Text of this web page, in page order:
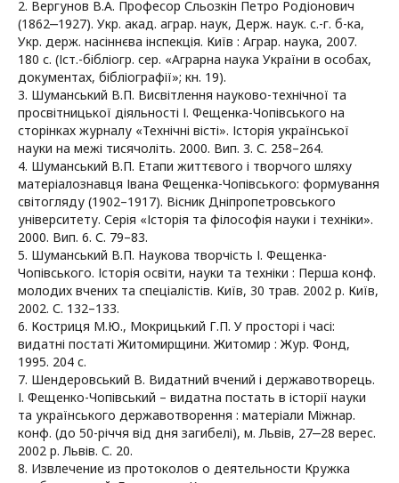
2. Вергунов В.А. Професор Сльозкін Петро Родіонович
(1862‒1927). Укр. акад. аграр. наук, Держ. наук. с.-г. б-ка,
Укр. держ. насіннєва інспекція. Київ : Аграр. наука, 2007.
180 с. (Іст.-бібліогр. сер. «Аграрна наука України в особах,
документах, бібліографії»; кн. 19).
3. Шуманський В.П. Висвітлення науково-технічної та
просвітницької діяльності І. Фещенка-Чопівського на
сторінках журналу «Технічні вісті». Історія української
науки на межі тисячоліть. 2000. Вип. 3. С. 258–264.
4. Шуманський В.П. Етапи життєвого і творчого шляху
матеріалознавця Івана Фещенка-Чопівського: формування
світогляду (1902–1917). Вісник Дніпропетровського
університету. Серія «Історія та філософія науки і техніки».
2000. Вип. 6. С. 79–83.
5. Шуманський В.П. Наукова творчість І. Фещенка-
Чопівського. Історія освіти, науки та техніки : Перша конф.
молодих вчених та спеціалістів. Київ, 30 трав. 2002 р. Київ,
2002. С. 132–133.
6. Костриця М.Ю., Мокрицький Г.П. У просторі і часі:
видатні постаті Житомирщини. Житомир : Жур. Фонд,
1995. 204 c.
7. Шендеровський В. Видатний вчений і державотворець.
І. Фещенко-Чопівський – видатна постать в історії науки
та українського державотворення : матеріали Міжнар.
конф. (до 50-річчя від дня загибелі), м. Львів, 27‒28 верес.
2002 р. Львів. С. 20.
8. Извлечение из протоколов о деятельности Кружка